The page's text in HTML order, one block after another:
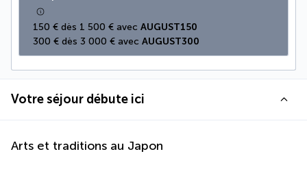
150 € dès 1 500 € avec AUGUST150
300 € dès 3 000 € avec AUGUST300
Votre séjour débute ici
Arts et traditions au Japon